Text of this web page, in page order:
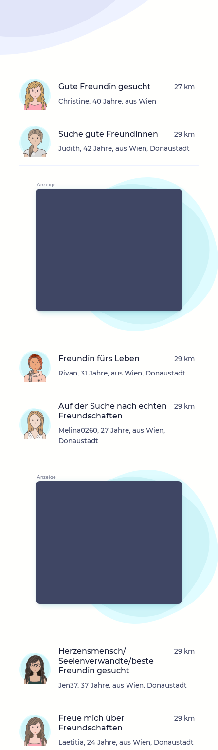
Gute Freundin gesucht
Christine, 40 Jahre, aus Wien
27 km
Suche gute Freundinnen
Judith, 42 Jahre, aus Wien, Donaustadt
29 km
Freundin fürs Leben
Rivan, 31 Jahre, aus Wien, Donaustadt
29 km
Auf der Suche nach echten
Freundschaften
Melina0260, 27 Jahre, aus Wien,
Donaustadt
29 km
Herzensmensch/
Seelenverwandte/beste
Freundin gesucht
Jen37, 37 Jahre, aus Wien, Donaustadt
29 km
Freue mich über
Freundschaften
Laetitia, 24 Jahre, aus Wien, Donaustadt
29 km